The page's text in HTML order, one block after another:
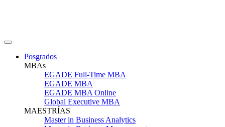
Posgrados
MBAs
EGADE Full-Time MBA
EGADE MBA
EGADE MBA Online
Global Executive MBA
MAESTRÍAS
Master in Business Analytics